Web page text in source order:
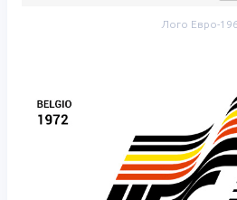
Лого Евро-